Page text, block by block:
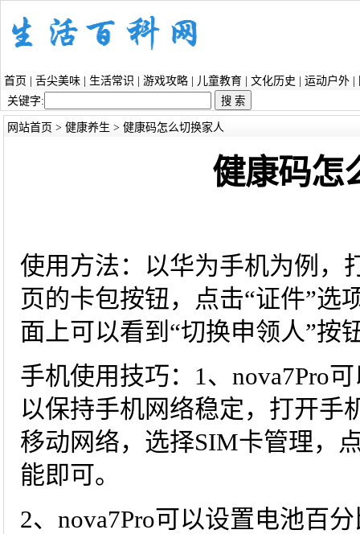
首页 舌尖美味 生活常识 游戏攻略 儿童教育 文化历史 运动户外
关键字:
网站首页 > 健康养生 > 健康码怎么切换家人
健康码怎
使用方法：以华为手机为例，
页的卡包按钮，点击“证件”选
面上可以看到“切换申领人”按
手机使用技巧：1、nova7Pro
以保持手机网络稳定，打开手
移动网络，选择SIM卡管理，
能即可。
2、nova7Pro可以设置电池百